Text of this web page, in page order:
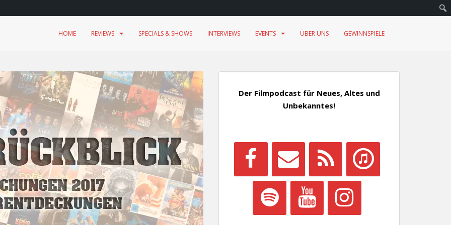
HOME REVIEWS SPECIALS & SHOWS INTERVIEWS EVENTS ÜBER UNS GEWINNSPIELE
Der Filmpodcast für Neues, Altes und
Unbekanntes!